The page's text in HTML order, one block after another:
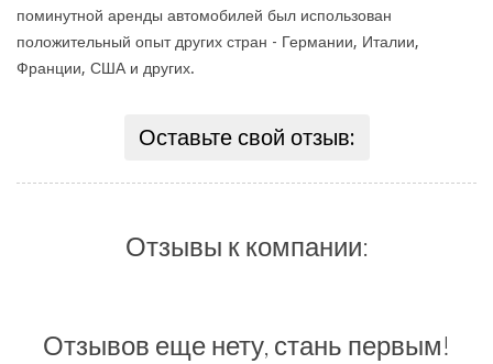
поминутной аренды автомобилей был использован
положительный опыт других стран - Германии, Италии,
Франции, США и других.
Оставьте свой отзыв:
Отзывы к компании:
Отзывов еще нету, стань первым!